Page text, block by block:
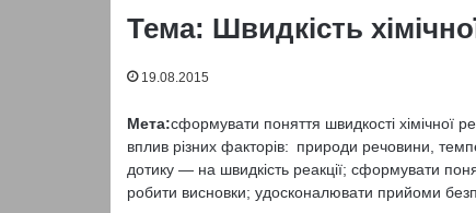
Тема: Швидкість
19.08.2015
Мета:сформувати поняття швидкості хімічної
вплив різних факторів: природи речовини,
дотику — на швидкість реакції; сформувати
робити висновки; удосконалювати прийоми